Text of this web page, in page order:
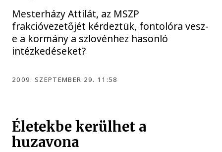
Mesterházy Attilát, az MSZP
frakcióvezetőjét kérdeztük, fontolóra vesz-
e a kormány a szlovénhez hasonló
intézkedéseket?
2009. SZEPTEMBER 29. 11:58
Életekbe kerülhet a
huzavona